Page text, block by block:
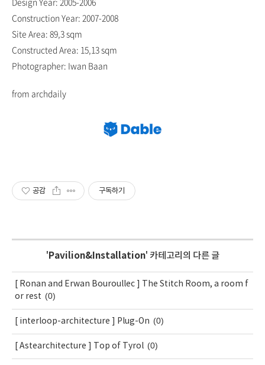
Construction Year: 2007-2008
Site Area: 89,3 sqm
Constructed Area: 15,13 sqm
Photographer: Iwan Baan
from archdaily
공감 구독하기
' Pavilion&Installation' 카테고리의 다른 글
[ Ronan and Erwan Bouroullec ] The Stitch Room, a room f
or rest (0)
[ interloop-architecture ] Plug-On (0)
[ Astearchitecture ] Top of Tyrol (0)